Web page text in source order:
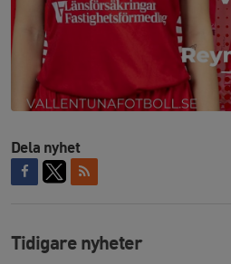
Dela nyhet
Tidigare nyheter